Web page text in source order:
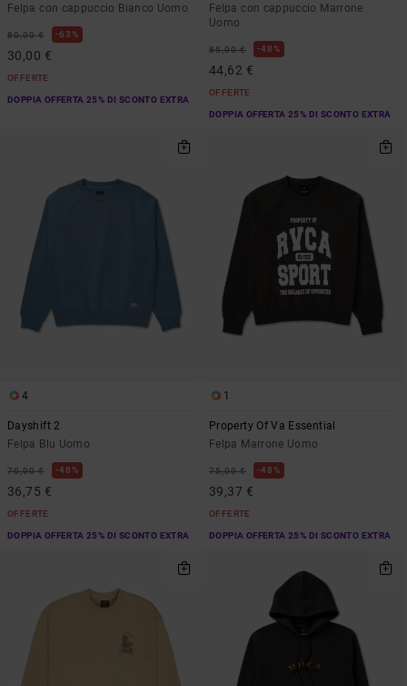
Felpa con cappuccio Bianco Uomo
80,00 € 63%
30,00 €
OFFERTE
DOPPIA OFFERTA 25% DI SCONTO EXTRA
Felpa con cappuccio Marrone
Uomo
85,00 € 48%
44,62 €
OFFERTE
DOPPIA OFFERTA 25% DI SCONTO EXTRA
4
Dayshift 2
Felpa Blu Uomo
70,00 € 48%
36,75 €
OFFERTE
DOPPIA OFFERTA 25% DI SCONTO EXTRA
1
Property Of Va Essential
Felpa Marrone Uomo
75,00 € 48%
39,37 €
OFFERTE
DOPPIA OFFERTA 25% DI SCONTO EXTRA